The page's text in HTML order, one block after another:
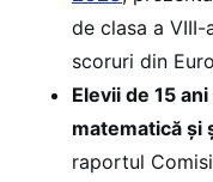
de clasa a
scoruri din
Elevii de 15
matematică și
raportul